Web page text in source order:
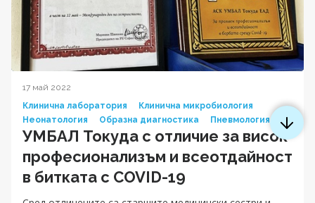
17 май 2022
Клинична лаборатория
Клинична микробиология
Неонатология
Образна диагностика Пневмология
УМБАЛ Токуда с отличие за висок
професионализъм и всеотдайност
в битката с COVID-19